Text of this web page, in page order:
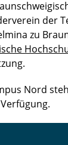
der
zu
Nord